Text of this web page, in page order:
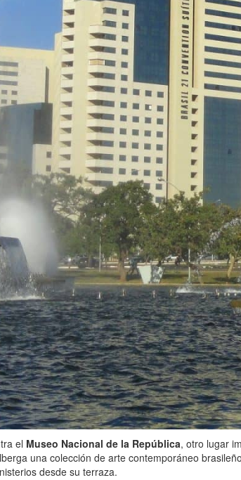
el Museo Nacional de la República, otro lugar
una colección de arte contemporáneo
desde su terraza.